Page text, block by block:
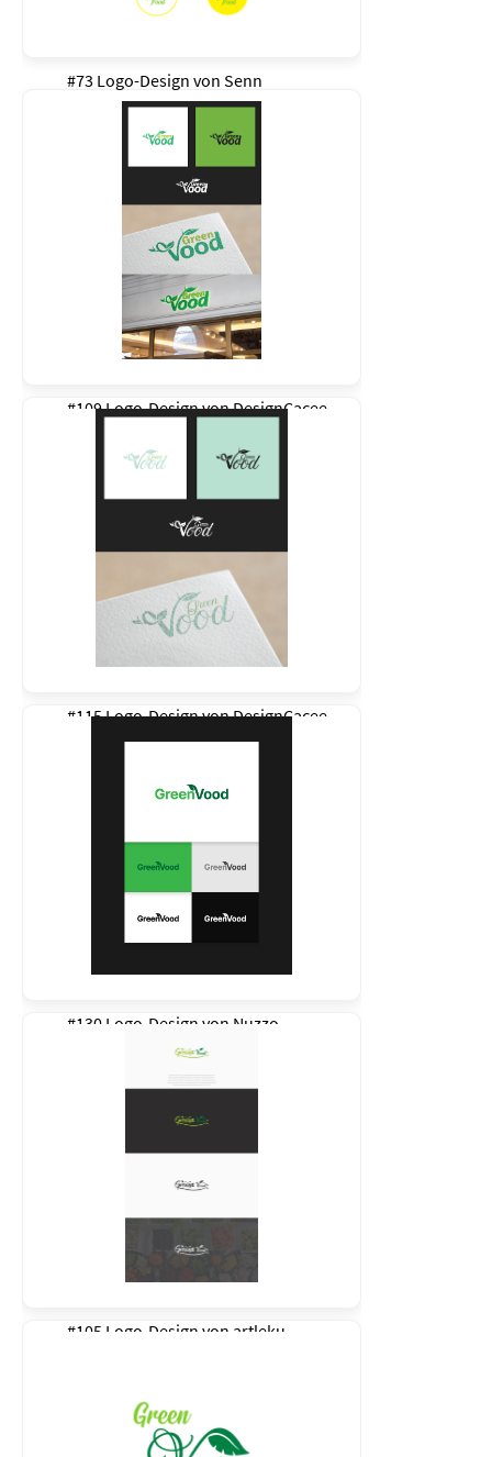
#73 Logo-Design von Senn
#109 Logo-Design vonDesignCacee
#115 Logo-Design vonDesignCacee
#130 Logo-Design von Nuzzo
#105 Logo-Design von artleku